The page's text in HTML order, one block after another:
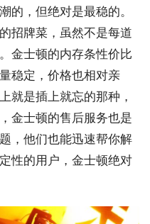
的，但绝对是最稳的。
招牌菜，虽然不是每道
金士顿的内存条性价比
稳定，价格也相对亲
就是插上就忘的那种，
金士顿的售后服务也是
，他们也能迅速帮你解
性的用户，金士顿绝对